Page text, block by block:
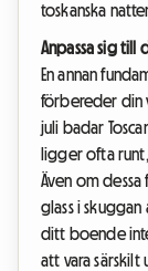
toskanska
Anpassa sig till
En annan
förbereder din
juli badar
ligger ofta
Även om
glass i skuggan
ditt boende
att vara